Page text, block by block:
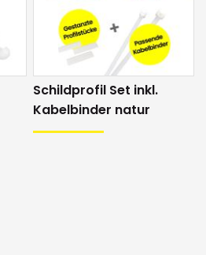
Schildprofil Set inkl.
Kabelbinder natur